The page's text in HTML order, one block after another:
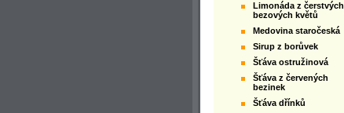
Limonáda z čerstvých
bezových květů
Medovina staročeská
Sirup z borůvek
Šťáva ostružinová
Šťáva z červených
bezinek
Šťáva dřínků